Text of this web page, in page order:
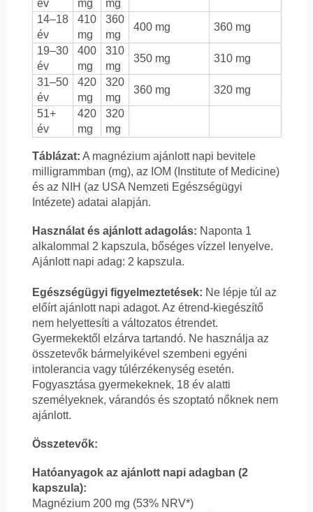
év mg
mg
14–18
év
410
mg
360
mg
400 mg
360 mg
19–30
év
400
mg
310
mg
350 mg
310 mg
31–50
év
420
mg
320
mg
360 mg
320 mg
51+
év
420
mg
320
mg
Táblázat: A magnézium ajánlott napi bevitele
milligrammban (mg), az IOM (Institute of Medicine)
és az NIH (az USA Nemzeti Egészségügyi
Intézete) adatai alapján.
Használat és ajánlott adagolás: Naponta 1
alkalommal 2 kapszula, bőséges vízzel lenyelve.
Ajánlott napi adag: 2 kapszula.
Egészségügyi figyelmeztetések: Ne lépje túl az
előírt ajánlott napi adagot. Az étrend-kiegészítő
nem helyettesíti a változatos étrendet.
Gyermekektől elzárva tartandó. Ne használja az
összetevők bármelyikével szembeni egyéni
intolerancia vagy túlérzékenység esetén.
Fogyasztása gyermekeknek, 18 év alatti
személyeknek, várandós és szoptató nőknek nem
ajánlott.
Összetevők:
Hatóanyagok az ajánlott napi adagban (2
kapszula):
Magnézium 200 mg (53% NRV*)